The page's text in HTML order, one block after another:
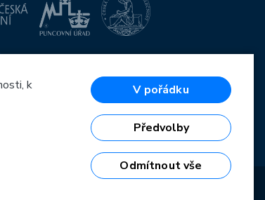
OP Podnikání a inovace pro konkurenceschopnost
Evropská unie
Evropský fond pro regionální rozvoj
Investice do vaší budoucnosti
k
V pořádku
Předvolby
Odmítnout vše